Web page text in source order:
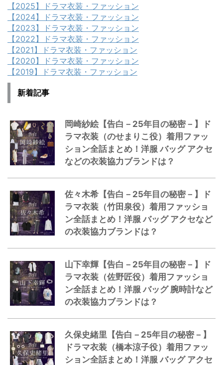
【2025】ドラマ衣装・ファッション
【2024】ドラマ衣装・ファッション
【2023】ドラマ衣装・ファッション
【2022】ドラマ衣装・ファッション
【2021】ドラマ衣装・ファッション
【2020】ドラマ衣装・ファッション
【2019】ドラマ衣装・ファッション
新着記事
岡崎紗絵【告白－25年目の秘密－】ド
ラマ衣装（のせまりこ役）着用ファッ
ション全話まとめ！洋服 バッグ アクセ
などの衣装協力ブランドは？
佐々木希【告白－25年目の秘密－】ド
ラマ衣装（竹田泉役）着用ファッショ
ン全話まとめ！洋服 バッグ アクセなど
の衣装協力ブランドは？
山下幸輝【告白－25年目の秘密－】ド
ラマ衣装（佐野匠役）着用ファッショ
ン全話まとめ！洋服 バッグ 腕時計など
の衣装協力ブランドは？
久保史緒里【告白－25年目の秘密－】
ドラマ衣装（橋本涼子役）着用ファッ
ション全話まとめ！洋服 バッグ アクセ